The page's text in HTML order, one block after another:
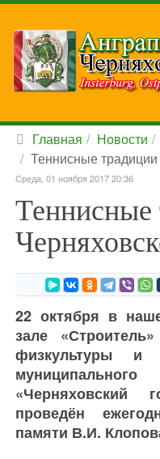
Главная Новости
Теннисные
Среда, 01 ноября 2017 20:36
Теннисные
22 октября в
зале
физкультуры и
«Черняховский
проведён
памяти В.И.